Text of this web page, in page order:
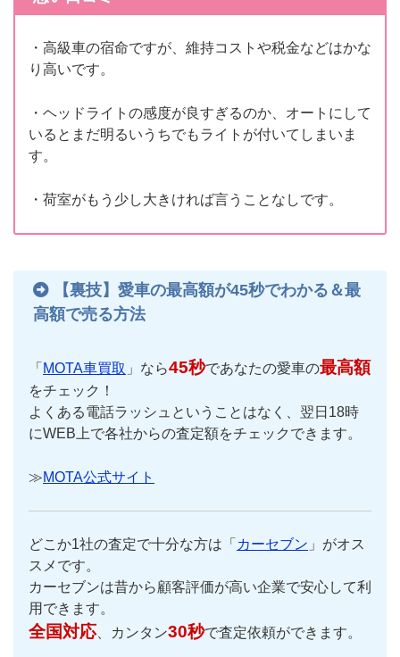
・高級車の宿命ですが、維持コストや税金などはかな
り高いです。
・ヘッドライトの感度が良すぎるのか、オートにして
いるとまだ明るいうちでもライトが付いてしまいま
す。
・荷室がもう少し大きければ言うことなしです。
【裏技】愛車の最高額が45秒でわかる＆最
高額で売る方法
「 MOTA車買取 」なら45秒であなたの愛車の最高額
をチェック！
よくある電話ラッシュということはなく、翌日18時
にWEB上で各社からの査定額をチェックできます。
≫MOTA公式サイト
どこか1社の査定で十分な方は「 カーセブン 」がオス
スメです。
カーセブンは昔から顧客評価が高い企業で安心して利
用できます。
全国対応、カンタン30秒で査定依頼ができます。